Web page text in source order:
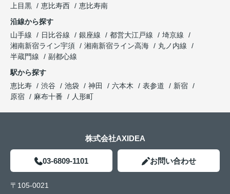
上目黒
恵比寿西
恵比寿南
沿線から探す
山手線
日比谷線 銀座線 都営大江戸線
埼京線
湘南新宿ライン宇須
湘南新宿ライン高海
丸ノ内線
半蔵門線
副都心線
駅から探す
恵比寿
渋谷 池袋 神田 六本木 表参道
新宿
原宿
麻布十番 人形町
株式会社AXIDEA
03-6809-1101 お問い合わせ
〒105-0021